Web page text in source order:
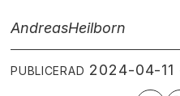
AndreasHeilborn
PUBLICERAD 2024-04-11